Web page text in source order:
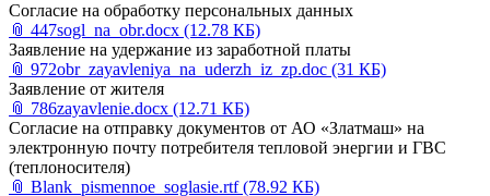
Согласие на обработку персональных данных
📎 447sogl_na_obr.docx (12.78 КБ)
Заявление на удержание из заработной платы
📎 972obr_zayavleniya_na_uderzh_iz_zp.doc (31 КБ)
Заявление от жителя
📎 786zayavlenie.docx (12.71 КБ)
Согласие на отправку документов от АО «Златмаш» на
электронную почту потребителя тепловой энергии и ГВС
(теплоносителя)
📎 Blank_pismennoe_soglasie.rtf (78.92 КБ)